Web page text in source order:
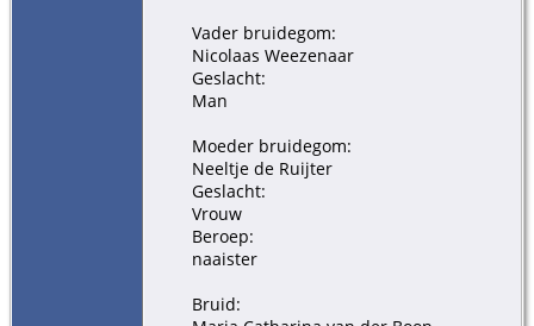
Vader bruidegom:
Nicolaas Weezenaar
Geslacht:
Man
Moeder bruidegom:
Neeltje de Ruijter
Geslacht:
Vrouw
Beroep:
naaister
Bruid: